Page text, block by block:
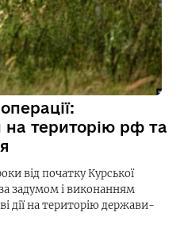
на територію рф та
від початку Курської
задумом і виконанням
дії на територію держави-